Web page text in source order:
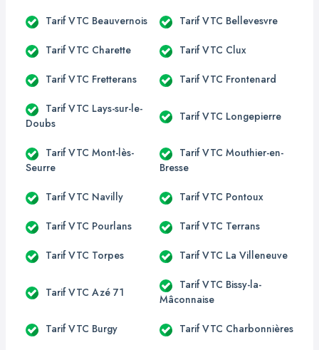
Tarif VTC Beauvernois Tarif VTC Bellevesvre
Tarif VTC Charette Tarif VTC Clux
Tarif VTC Fretterans Tarif VTC Frontenard
Tarif VTC Lays-sur-le-
Doubs
Tarif VTC Longepierre
Tarif VTC Mont-lès-
Seurre
Tarif VTC Mouthier-en-
Bresse
Tarif VTC Navilly Tarif VTC Pontoux
Tarif VTC Pourlans Tarif VTC Terrans
Tarif VTC Torpes Tarif VTC La Villeneuve
Tarif VTC Azé 71
Tarif VTC Bissy-la-
Mâconnaise
Tarif VTC Burgy Tarif VTC Charbonnières